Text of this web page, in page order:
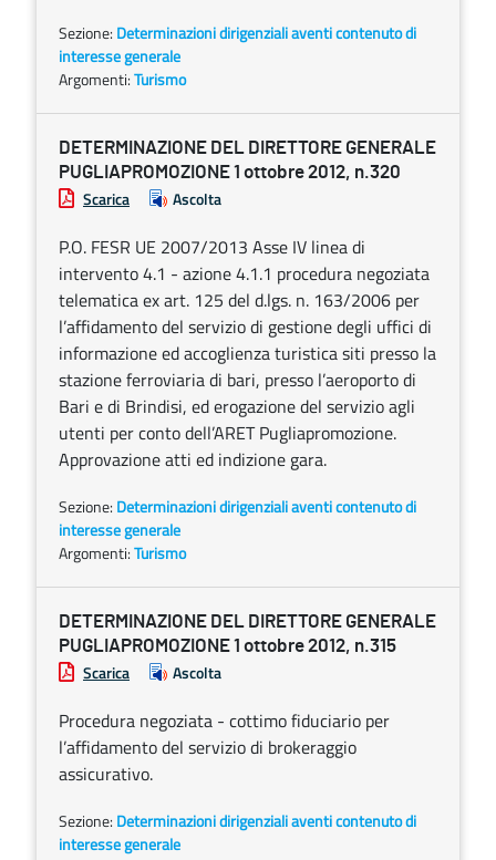
Sezione: Determinazioni dirigenziali aventi contenuto di
interesse generale
Argomenti:Turismo
DETERMINAZIONE DEL DIRETTORE GENERALE
PUGLIAPROMOZIONE 1 ottobre 2012, n.320
Scarica Ascolta
P.O. FESR UE 2007/2013 Asse IV linea di
intervento 4.1 - azione 4.1.1 procedura negoziata
telematica ex art. 125 del d.lgs. n. 163/2006 per
l’affidamento del servizio di gestione degli uffici di
informazione ed accoglienza turistica siti presso la
stazione ferroviaria di bari, presso l’aeroporto di
Bari e di Brindisi, ed erogazione del servizio agli
utenti per conto dell’ARET Pugliapromozione.
Approvazione atti ed indizione gara.
Sezione: Determinazioni dirigenziali aventi contenuto di
interesse generale
Argomenti:Turismo
DETERMINAZIONE DEL DIRETTORE GENERALE
PUGLIAPROMOZIONE 1 ottobre 2012, n.315
Scarica Ascolta
Procedura negoziata - cottimo fiduciario per
l’affidamento del servizio di brokeraggio
assicurativo.
Sezione: Determinazioni dirigenziali aventi contenuto di
interesse generale